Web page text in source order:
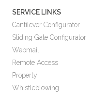
SERVICE LINKS
Cantilever Configurator
Sliding Gate Configurator
Webmail
Remote Access
Property
Whistleblowing